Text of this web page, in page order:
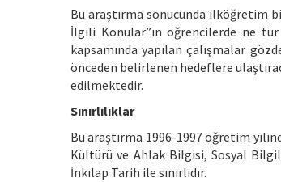
Bu araştırma sonucunda ilköğretim
İlgili Konular”ın öğrencilerde ne
kapsamında yapılan çalışmalar
önceden belirlenen hedeflere
edilmektedir.
Sınırlılıklar
Bu araştırma 1996-1997 öğretim
Kültürü ve Ahlak Bilgisi, Sosyal
İnkılap Tarih ile sınırlıdır.